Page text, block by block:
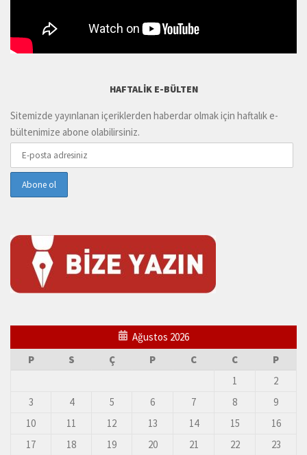
HAFTALIK E-BÜLTEN
Sitemizde yayınlanan içeriklerden haberdar olmak için haftalık e-
bültenimize abone olabilirsiniz.
Ağustos 2026
P
S Ç P C C
P
1
2
3
4 5 6 7 8
9
10
11 12 13 14 15
16
17
18 19 20 21 22
23